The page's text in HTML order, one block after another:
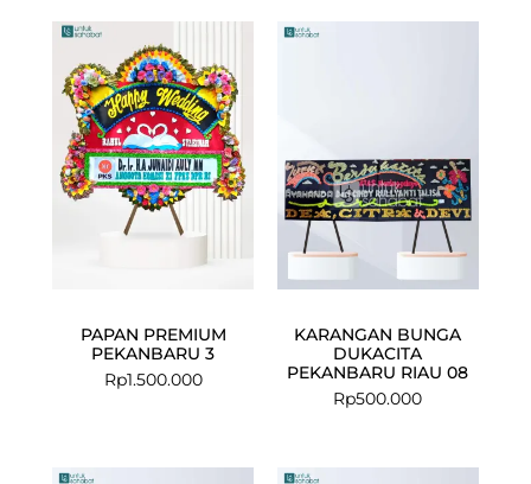
PAPAN PREMIUM
PEKANBARU 3
Rp1.500.000
KARANGAN BUNGA
DUKACITA
PEKANBARU RIAU 08
Rp500.000